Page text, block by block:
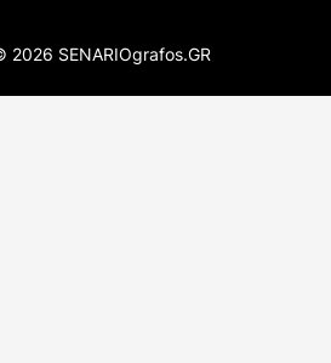
2026 SENARIOgrafos.GR